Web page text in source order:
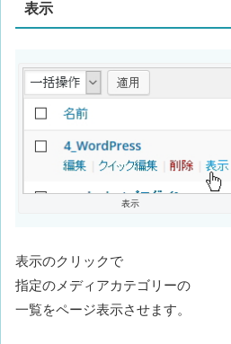
表示
表示
表示のクリックで
指定のメディアカテゴリーの
一覧をページ表示させます。